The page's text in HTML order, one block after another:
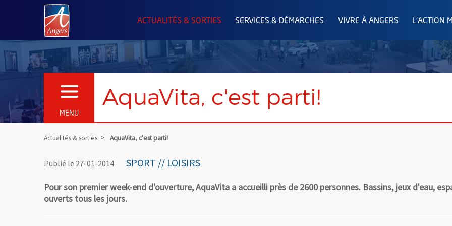
Angers.fr : Retour à l'accueil
ACTUALITÉS & SORTIES SERVICES & DÉMARCHES VIVRE À ANGERS L'ACTION
MENU
OUVRIR LE MENU AquaVita, c'est parti!
Actualités & sorties AquaVita, c'est parti!
Publié le 27-01-2014 SPORT // LOISIRS
Pour son premier week-end d'ouverture, AquaVita a accueilli près de 2600 personnes. Bassins, jeux d'eau,
ouverts tous les jours.